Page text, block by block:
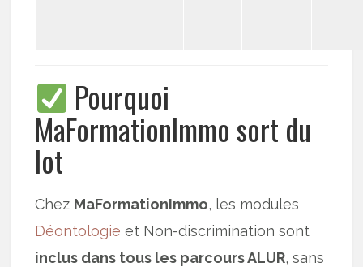
Pourquoi
MaFormationImmo sort du
lot
Chez MaFormationImmo, les modules
Déontologie et Non-discrimination sont
inclus dans tous les parcours ALUR, sans